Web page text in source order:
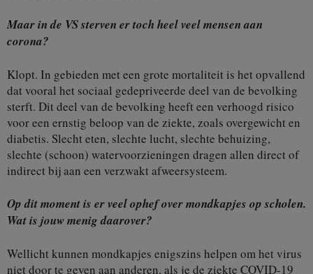
Maar in de VS sterven er toch heel veel mensen aan
corona?
Klopt. In gebieden met een grote mortaliteit is het opvallend
dat vooral het sociaal gedepriveerde deel van de bevolking
sterft. Dit deel van de bevolking heeft een verhoogd risico
voor een ernstig beloop van de ziekte, zoals overgewicht en
diabetis. Slecht eten, slechte lucht, slechte behuizing,
slechte (schoon) watervoorzieningen dragen allen direct of
indirect bij aan een verzwakt afweersysteem.
Op dit moment is er veel ophef over mondkapjes op scholen.
Wat is jouw menig daarover?
Wellicht kunnen mondkapjes enigszins helpen om het virus
niet door te geven aan anderen, als je de ziekte COVID-19